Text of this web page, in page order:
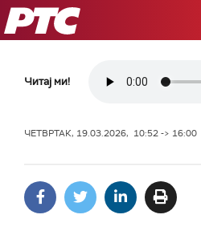
РТС
Читај ми!
ЧЕТВРТАК, 19.03.2026, 10:52 -> 16:00